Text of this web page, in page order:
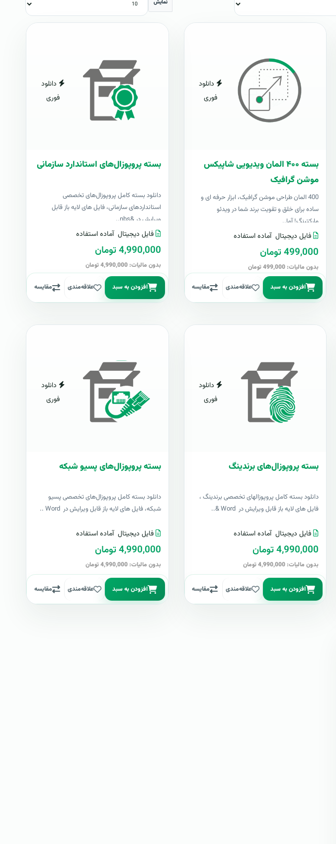
نمایش
دانلود
فوری
بسته ۴۰۰ المان ویدیویی شاپیکس
موشن گرافیک
400 المان طراحی موشن گرافیک، ابزار حرفه ای و
ساده برای خلق و تقویت برند شما در ویدئو
مارکتینگ! آما..
فایل دیجیتال آماده استفاده
499,000 تومان
بدون مالیات: 499,000 تومان
افزودن به سبد علاقه‌مندی مقایسه
دانلود
فوری
بسته پروپوزال‌های استاندارد سازمانی
دانلود بسته کامل پروپوزال‌های تخصصی
استانداردهای سازمانی، فایل های لایه باز قابل
ویرایش در &nbs..
فایل دیجیتال آماده استفاده
4,990,000 تومان
بدون مالیات: 4,990,000 تومان
افزودن به سبد علاقه‌مندی مقایسه
دانلود
فوری
بسته پروپوزال‌های برندینگ
دانلود بسته کامل پروپوزالهای تخصصی برندینگ ،
فایل های لایه باز قابل ویرایش در Word &..
فایل دیجیتال آماده استفاده
4,990,000 تومان
بدون مالیات: 4,990,000 تومان
افزودن به سبد علاقه‌مندی مقایسه
دانلود
فوری
بسته پروپوزال‌های پسیو شبکه
دانلود بسته کامل پروپوزال‌های تخصصی پسیو
شبکه، فایل های لایه باز قابل ویرایش در Word ..
فایل دیجیتال آماده استفاده
4,990,000 تومان
بدون مالیات: 4,990,000 تومان
افزودن به سبد علاقه‌مندی مقایسه